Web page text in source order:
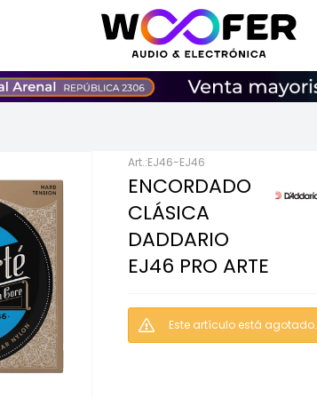
EJ46-EJ46
ENCORDADO
CLÁSICA
DADDARIO
EJ46 PRO ARTE
Este artículo está agotado.